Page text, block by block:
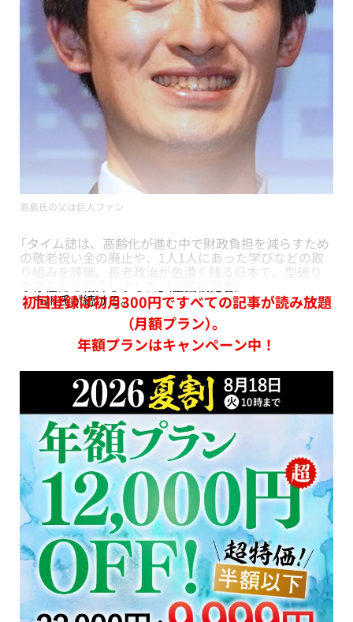
高島氏の父は巨人ファン
「タイム誌は、高齢化が進む中で財政負担を減らすため
の敬老祝い金の廃止や、1人1人にあった学びなどの取
り組みを評価。長老政治が色濃く残る日本で、型破り
市川氏が続ける。
初回登録は初月300円ですべての記事が読み放題
（月額プラン）。
年額プランはキャンペーン中！